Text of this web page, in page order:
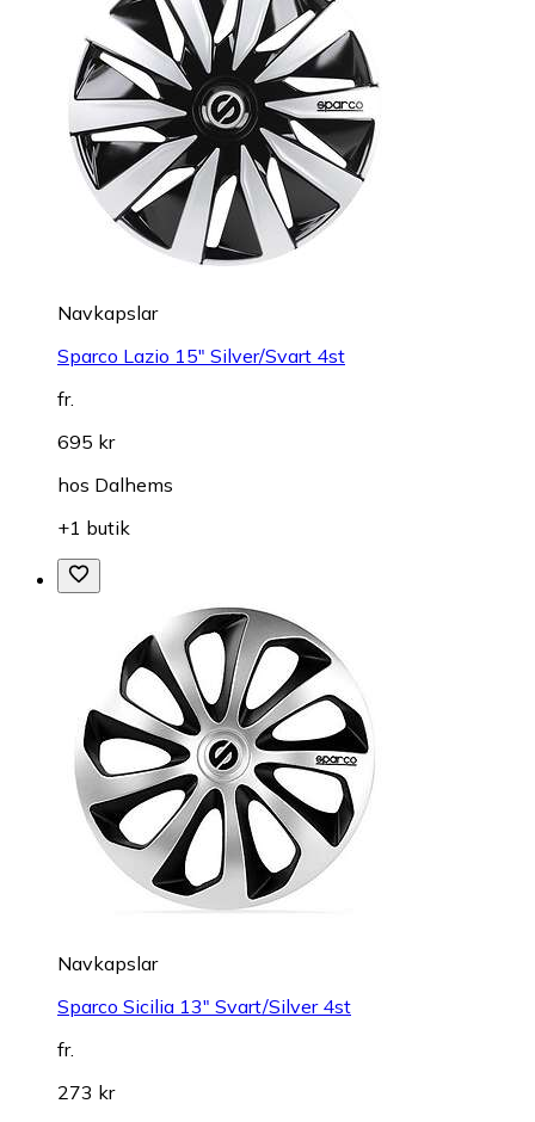
Navkapslar
Sparco Lazio 15" Silver/Svart 4st
fr.
695 kr
hos Dalhems
+1 butik
Navkapslar
Sparco Sicilia 13" Svart/Silver 4st
fr.
273 kr